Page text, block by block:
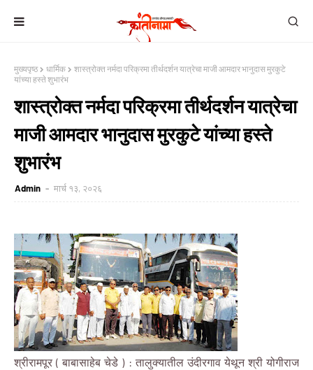
मुख्यपृष्ठ धार्मिक
शास्त्रोक्त नर्मदा परिक्रमा तीर्थदर्शन यात्रेचा माजी आमदार भानुदास मुरकुटे
यांच्या हस्ते शुभारंभ
शास्त्रोक्त नर्मदा परिक्रमा तीर्थदर्शन यात्रेचा
माजी आमदार भानुदास मुरकुटे यांच्या हस्ते
शुभारंभ
Admin मार्च १३, २०२६
श्रीरामपूर ( बाबासाहेब चेडे ) : तालुक्यातील उंदीरगाव येथून श्री योगीराज